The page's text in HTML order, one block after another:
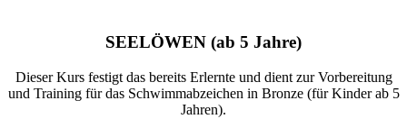
SEELÖWEN (ab 5 Jahre)
Dieser Kurs festigt das bereits Erlernte und dient zur Vorbereitung
und Training für das Schwimmabzeichen in Bronze (für Kinder ab 5
Jahren).